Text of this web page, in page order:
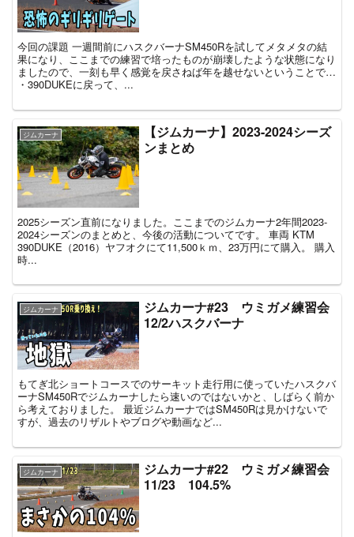
今回の課題 一週間前にハスクバーナSM450Rを試してメタメタの結
果になり、ここまでの練習で培ったものが崩壊したような状態になり
ましたので、一刻も早く感覚を戻さねば年を越せないということで…
・390DUKEに戻って、...
ジムカーナ
【ジムカーナ】2023-2024シーズ
ンまとめ
2025シーズン直前になりました。ここまでのジムカーナ2年間2023‐
2024シーズンのまとめと、今後の活動についてです。 車両 KTM
390DUKE（2016）ヤフオクにて11,500ｋｍ、23万円にて購入。 購入
時...
ジムカーナ
ジムカーナ#23 ウミガメ練習会
12/2ハスクバーナ
もてぎ北ショートコースでのサーキット走行用に使っていたハスクバ
ーナSM450Rでジムカーナしたら速いのではないかと、しばらく前か
ら考えておりました。 最近ジムカーナではSM450Rは見かけないで
すが、過去のリザルトやブログや動画など...
ジムカーナ
ジムカーナ#22 ウミガメ練習会
11/23 104.5%